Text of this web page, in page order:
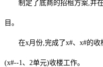
制定了底商的招租方案,并在
目。
在x月份,完成了x#、x#的收
(x#--1、2单元)收楼工作。